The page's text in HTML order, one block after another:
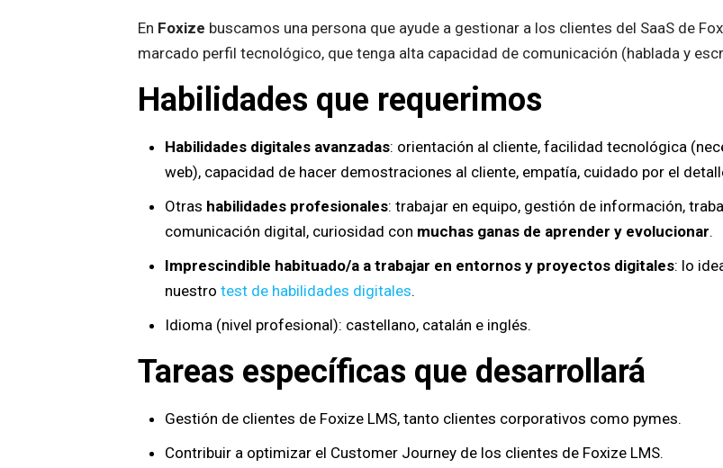
En Foxize buscamos una persona que ayude a gestionar a los clientes del SaaS de
marcado perfil tecnológico, que tenga alta capacidad de comunicación (hablada y
Habilidades que requerimos
Habilidades digitales avanzadas: orientación al cliente, facilidad tecnológica
web), capacidad de hacer demostraciones al cliente, empatía, cuidado por el
Otras habilidades profesionales: trabajar en equipo, gestión de información,
comunicación digital, curiosidad con muchas ganas de aprender y evolucionar.
Imprescindible habituado/a a trabajar en entornos y proyectos digitales: lo
nuestro test de habilidades digitales.
Idioma (nivel profesional): castellano, catalán e inglés.
Tareas específicas que desarrollará
Gestión de clientes de Foxize LMS, tanto clientes corporativos como pymes.
Contribuir a optimizar el Customer Journey de los clientes de Foxize LMS.